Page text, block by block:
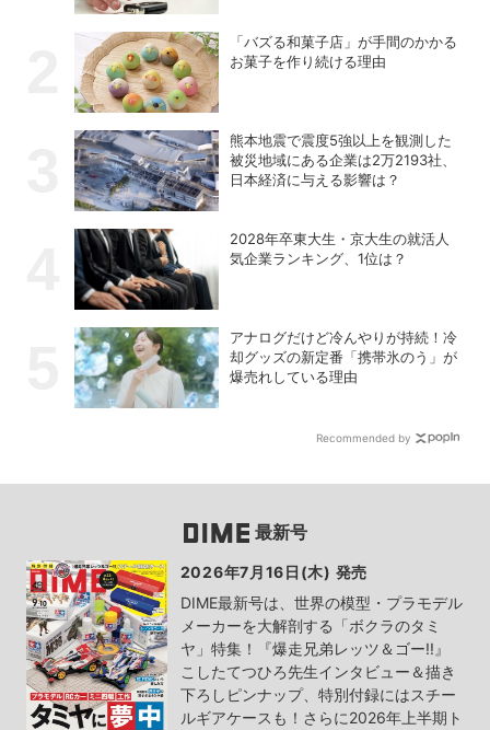
「バズる和菓子店」が手間のかかる
お菓子を作り続ける理由
熊本地震で震度5強以上を観測した
被災地域にある企業は2万2193社、
日本経済に与える影響は？
2028年卒東大生・京大生の就活人
気企業ランキング、1位は？
アナログだけど冷んやりが持続！冷
却グッズの新定番「携帯氷のう」が
爆売れしている理由
Recommended by
最新号
2026年7月16日(木) 発売
DIME最新号は、世界の模型・プラモデル
メーカーを大解剖する「ボクラのタミ
ヤ」特集！『爆走兄弟レッツ＆ゴー!!』
こしたてつひろ先生インタビュー＆描き
下ろしピンナップ、特別付録にはスチー
ルギアケースも！さらに2026年上半期ト